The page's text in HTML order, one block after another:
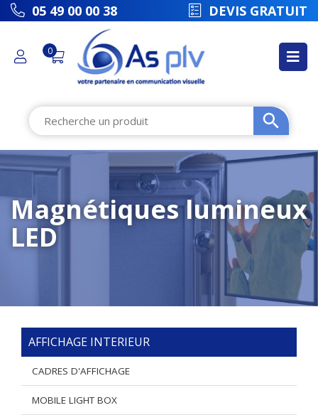
picto 05 49 00 00 38 DEVIS GRATUIT
0
Magnétiques lumineux
LED
AFFICHAGE INTERIEUR
CADRES D'AFFICHAGE
MOBILE LIGHT BOX